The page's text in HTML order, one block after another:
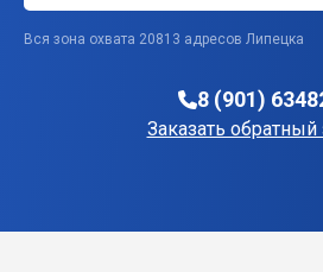
Вся зона охвата 20813 адресов Липецка
8 (901)
Заказать